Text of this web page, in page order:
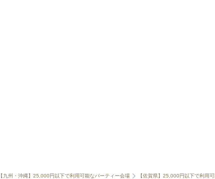
【九州・沖縄】25,000円以下で利用可能なパーティー会場
【佐賀県】25,000円以下で利用